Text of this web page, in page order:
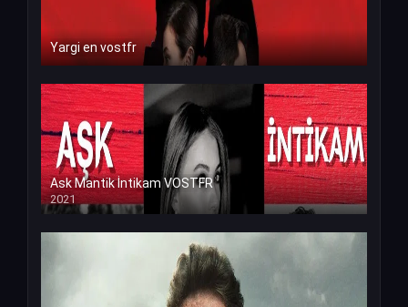
Yargi en vostfr
Ask Mantik İntikam VOSTFR
2021